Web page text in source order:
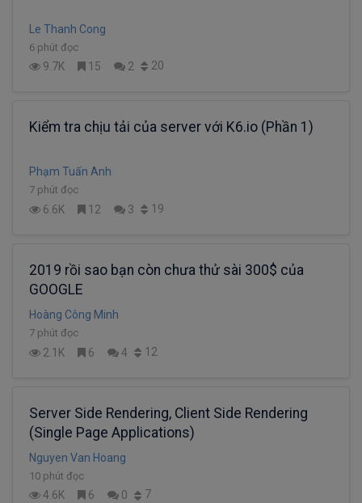
Le Thanh Cong
6 phút đọc
9.7K 15 2 20
Kiểm tra chịu tải của server với K6.io (Phần 1)
Phạm Tuấn Anh
7 phút đọc
6.6K 12 3 19
2019 rồi sao bạn còn chưa thử sài 300$ của
GOOGLE
Hoàng Công Minh
7 phút đọc
2.1K 6 4 12
Server Side Rendering, Client Side Rendering
(Single Page Applications)
Nguyen Van Hoang
10 phút đọc
4.6K 6 0 7